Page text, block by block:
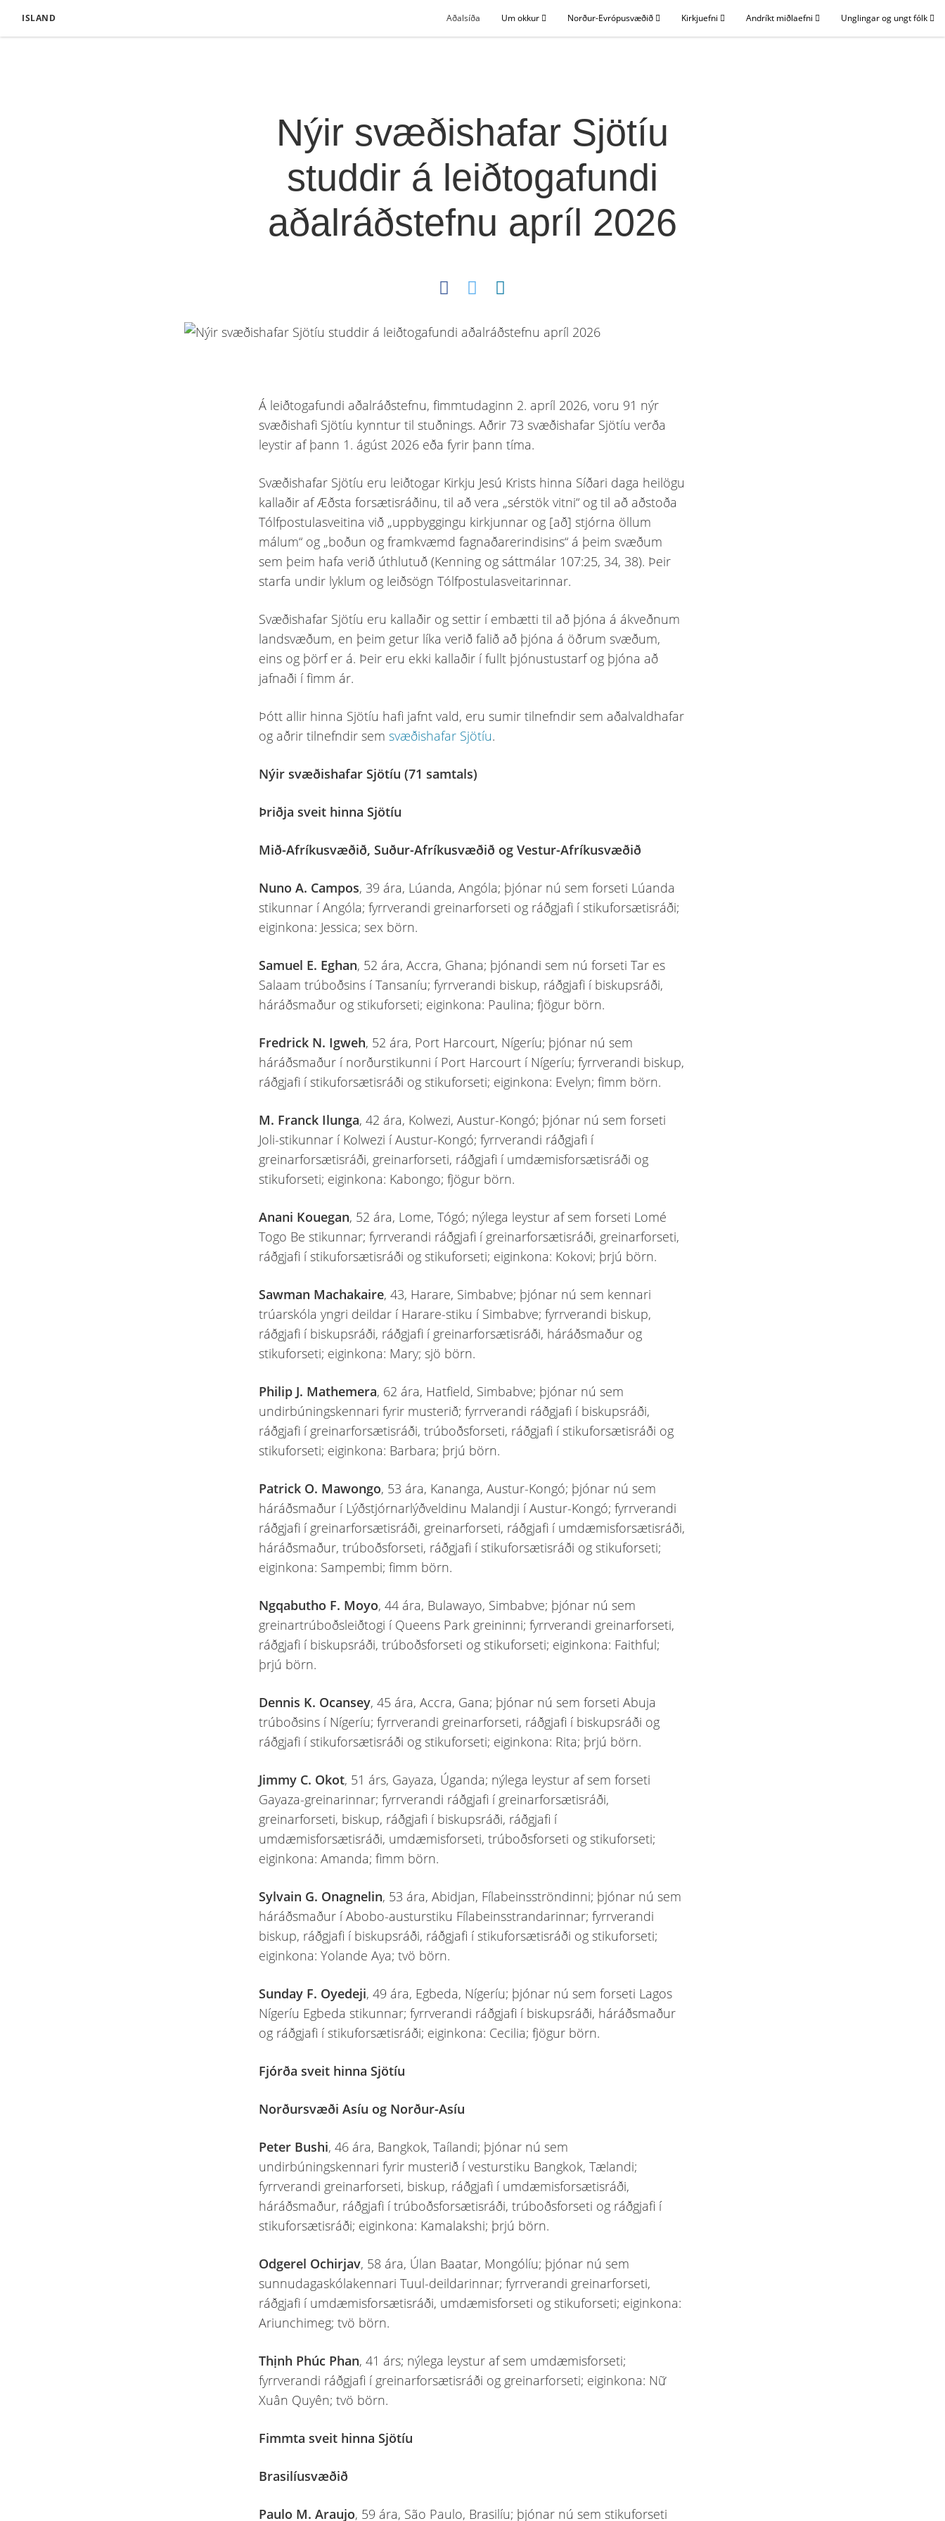
ISLAND Aðalsíða Um okkur Norður-Evrópusvæðið Kirkjuefni Andríkt miðlaefni Unglingar og ungt fólk
Nýir svæðishafar Sjötíu
studdir á leiðtogafundi
aðalráðstefnu apríl 2026
Á leiðtogafundi aðalráðstefnu, fimmtudaginn 2. apríl 2026, voru 91 nýr
svæðishafi Sjötíu kynntur til stuðnings. Aðrir 73 svæðishafar Sjötíu verða
leystir af þann 1. ágúst 2026 eða fyrir þann tíma.
Svæðishafar Sjötíu eru leiðtogar Kirkju Jesú Krists hinna Síðari daga heilögu
kallaðir af Æðsta forsætisráðinu, til að vera „sérstök vitni“ og til að aðstoða
Tólfpostulasveitina við „uppbyggingu kirkjunnar og [að] stjórna öllum
málum“ og „boðun og framkvæmd fagnaðarerindisins“ á þeim svæðum
sem þeim hafa verið úthlutuð (Kenning og sáttmálar 107:25, 34, 38). Þeir
starfa undir lyklum og leiðsögn Tólfpostulasveitarinnar.
Svæðishafar Sjötíu eru kallaðir og settir í embætti til að þjóna á ákveðnum
landsvæðum, en þeim getur líka verið falið að þjóna á öðrum svæðum,
eins og þörf er á. Þeir eru ekki kallaðir í fullt þjónustustarf og þjóna að
jafnaði í fimm ár.
Þótt allir hinna Sjötíu hafi jafnt vald, eru sumir tilnefndir sem aðalvaldhafar
og aðrir tilnefndir semsvæðishafar Sjötíu.
Nýir svæðishafar Sjötíu (71 samtals)
Þriðja sveit hinna Sjötíu
Mið-Afríkusvæðið, Suður-Afríkusvæðið og Vestur-Afríkusvæðið
Nuno A. Campos, 39 ára, Lúanda, Angóla; þjónar nú sem forseti Lúanda
stikunnar í Angóla; fyrrverandi greinarforseti og ráðgjafi í stikuforsætisráði;
eiginkona: Jessica; sex börn.
Samuel E. Eghan, 52 ára, Accra, Ghana; þjónandi sem nú forseti Tar es
Salaam trúboðsins í Tansaníu; fyrrverandi biskup, ráðgjafi í biskupsráði,
háráðsmaður og stikuforseti; eiginkona: Paulina; fjögur börn.
Fredrick N. Igweh, 52 ára, Port Harcourt, Nígeríu; þjónar nú sem
háráðsmaður í norðurstikunni í Port Harcourt í Nígeríu; fyrrverandi biskup,
ráðgjafi í stikuforsætisráði og stikuforseti; eiginkona: Evelyn; fimm börn.
M. Franck Ilunga, 42 ára, Kolwezi, Austur-Kongó; þjónar nú sem forseti
Joli-stikunnar í Kolwezi í Austur-Kongó; fyrrverandi ráðgjafi í
greinarforsætisráði, greinarforseti, ráðgjafi í umdæmisforsætisráði og
stikuforseti; eiginkona: Kabongo; fjögur börn.
Anani Kouegan, 52 ára, Lome, Tógó; nýlega leystur af sem forseti Lomé
Togo Be stikunnar; fyrrverandi ráðgjafi í greinarforsætisráði, greinarforseti,
ráðgjafi í stikuforsætisráði og stikuforseti; eiginkona: Kokovi; þrjú börn.
Sawman Machakaire, 43, Harare, Simbabve; þjónar nú sem kennari
trúarskóla yngri deildar í Harare-stiku í Simbabve; fyrrverandi biskup,
ráðgjafi í biskupsráði, ráðgjafi í greinarforsætisráði, háráðsmaður og
stikuforseti; eiginkona: Mary; sjö börn.
Philip J. Mathemera, 62 ára, Hatfield, Simbabve; þjónar nú sem
undirbúningskennari fyrir musterið; fyrrverandi ráðgjafi í biskupsráði,
ráðgjafi í greinarforsætisráði, trúboðsforseti, ráðgjafi í stikuforsætisráði og
stikuforseti; eiginkona: Barbara; þrjú börn.
Patrick O. Mawongo, 53 ára, Kananga, Austur-Kongó; þjónar nú sem
háráðsmaður í Lýðstjórnarlýðveldinu Malandji í Austur-Kongó; fyrrverandi
ráðgjafi í greinarforsætisráði, greinarforseti, ráðgjafi í umdæmisforsætisráði,
háráðsmaður, trúboðsforseti, ráðgjafi í stikuforsætisráði og stikuforseti;
eiginkona: Sampembi; fimm börn.
Ngqabutho F. Moyo, 44 ára, Bulawayo, Simbabve; þjónar nú sem
greinartrúboðsleiðtogi í Queens Park greininni; fyrrverandi greinarforseti,
ráðgjafi í biskupsráði, trúboðsforseti og stikuforseti; eiginkona: Faithful;
þrjú börn.
Dennis K. Ocansey, 45 ára, Accra, Gana; þjónar nú sem forseti Abuja
trúboðsins í Nígeríu; fyrrverandi greinarforseti, ráðgjafi í biskupsráði og
ráðgjafi í stikuforsætisráði og stikuforseti; eiginkona: Rita; þrjú börn.
Jimmy C. Okot, 51 árs, Gayaza, Úganda; nýlega leystur af sem forseti
Gayaza-greinarinnar; fyrrverandi ráðgjafi í greinarforsætisráði,
greinarforseti, biskup, ráðgjafi í biskupsráði, ráðgjafi í
umdæmisforsætisráði, umdæmisforseti, trúboðsforseti og stikuforseti;
eiginkona: Amanda; fimm börn.
Sylvain G. Onagnelin, 53 ára, Abidjan, Fílabeinsströndinni; þjónar nú sem
háráðsmaður í Abobo-austurstiku Fílabeinsstrandarinnar; fyrrverandi
biskup, ráðgjafi í biskupsráði, ráðgjafi í stikuforsætisráði og stikuforseti;
eiginkona: Yolande Aya; tvö börn.
Sunday F. Oyedeji, 49 ára, Egbeda, Nígeríu; þjónar nú sem forseti Lagos
Nígeríu Egbeda stikunnar; fyrrverandi ráðgjafi í biskupsráði, háráðsmaður
og ráðgjafi í stikuforsætisráði; eiginkona: Cecilia; fjögur börn.
Fjórða sveit hinna Sjötíu
Norðursvæði Asíu og Norður-Asíu
Peter Bushi, 46 ára, Bangkok, Taílandi; þjónar nú sem
undirbúningskennari fyrir musterið í vesturstiku Bangkok, Tælandi;
fyrrverandi greinarforseti, biskup, ráðgjafi í umdæmisforsætisráði,
háráðsmaður, ráðgjafi í trúboðsforsætisráði, trúboðsforseti og ráðgjafi í
stikuforsætisráði; eiginkona: Kamalakshi; þrjú börn.
Odgerel Ochirjav, 58 ára, Úlan Baatar, Mongólíu; þjónar nú sem
sunnudagaskólakennari Tuul-deildarinnar; fyrrverandi greinarforseti,
ráðgjafi í umdæmisforsætisráði, umdæmisforseti og stikuforseti; eiginkona:
Ariunchimeg; tvö börn.
Thịnh Phúc Phan, 41 árs; nýlega leystur af sem umdæmisforseti;
fyrrverandi ráðgjafi í greinarforsætisráði og greinarforseti; eiginkona: Nữ
Xuân Quyên; tvö börn.
Fimmta sveit hinna Sjötíu
Brasilíusvæðið
Paulo M. Araujo, 59 ára, São Paulo, Brasilíu; þjónar nú sem stikuforseti